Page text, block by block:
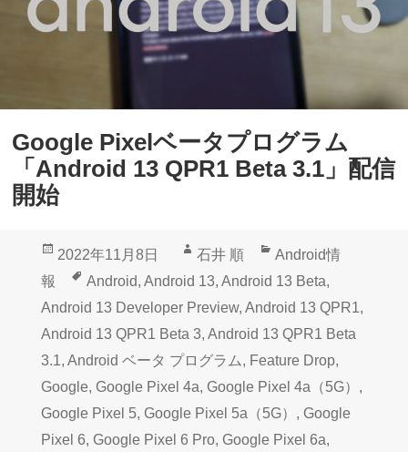
Google Pixelベータプログラム
「Android 13 QPR1 Beta 3.1」配信
開始
投
日:
2022年11月8日
作
成
者
石井 順
カ
テ
ゴ
リ
ー
Android情
報
タ
グ
Android, Android 13, Android 13 Beta,
Android 13 Developer Preview, Android 13 QPR1,
Android 13 QPR1 Beta 3, Android 13 QPR1 Beta
3.1, Android ベータ プログラム, Feature Drop,
Google, Google Pixel 4a, Google Pixel 4a（5G） ,
Google Pixel 5, Google Pixel 5a（5G） , Google
Pixel 6, Google Pixel 6 Pro, Google Pixel 6a,